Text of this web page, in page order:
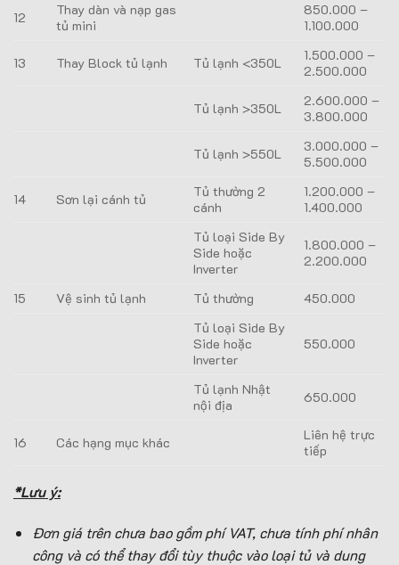
12
Thay dàn và nạp gas
tủ mini
850.000 –
1.100.000
13 Thay Block tủ lạnh Tủ lạnh <350L
1.500.000 –
2.500.000
Tủ lạnh >350L
2.600.000 –
3.800.000
Tủ lạnh >550L
3.000.000 –
5.500.000
14 Sơn lại cánh tủ
Tủ thường 2
cánh
1.200.000 –
1.400.000
Tủ loại Side By
Side hoặc
Inverter
1.800.000 –
2.200.000
15 Vệ sinh tủ lạnh Tủ thường
450.000
Tủ loại Side By
Side hoặc
Inverter
550.000
Tủ lạnh Nhật
nội địa
650.000
16 Các hạng mục khác
Liên hệ trực
tiếp
*Lưu ý:
Đơn giá trên chưa bao gồm phí VAT, chưa tính phí nhân
công và có thể thay đổi tùy thuộc vào loại tủ và dung